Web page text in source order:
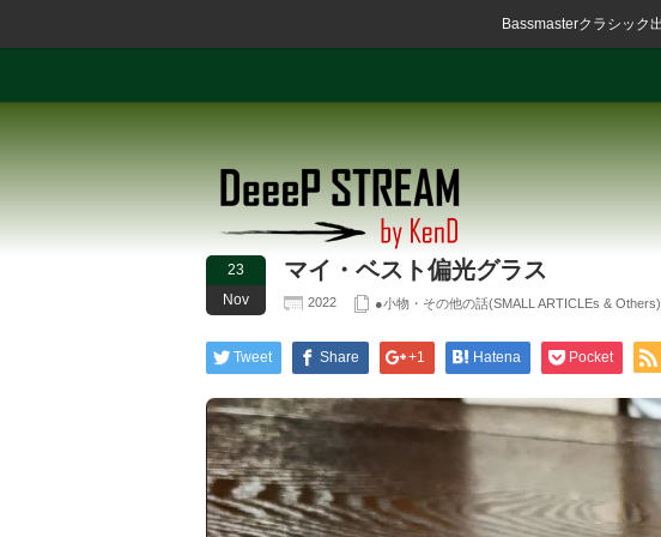
Bassmasterクラシック
23
Nov
マイ・ベスト偏光グラス
2022 ●小物・その他の話(SMALL ARTICLEs & Others)
Tweet Share +1 Hatena Pocket